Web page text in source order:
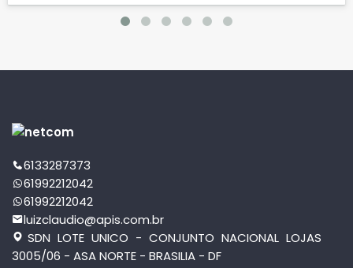
6133287373
61992212042
61992212042
luizclaudio@apis.com.br
SDN LOTE UNICO - CONJUNTO NACIONAL LOJAS
3005/06 - ASA NORTE - BRASILIA - DF